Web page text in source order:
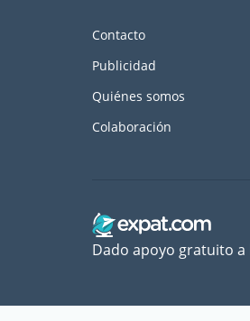
Contacto
Publicidad
Quiénes somos
Colaboración
Dado apoyo gratuito